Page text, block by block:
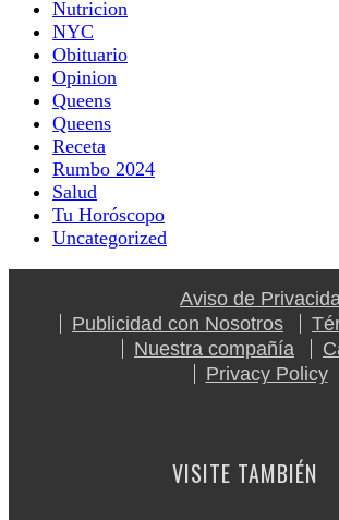
Nutricion
NYC
Obituario
Opinion
Queens
Queens
Receta
Rumbo 2024
Salud
Tu Horóscopo
Uncategorized
Aviso de
Publicidad con Nosotros
Nuestra compañía
Privacy Policy
VISITE TAMBIÉN